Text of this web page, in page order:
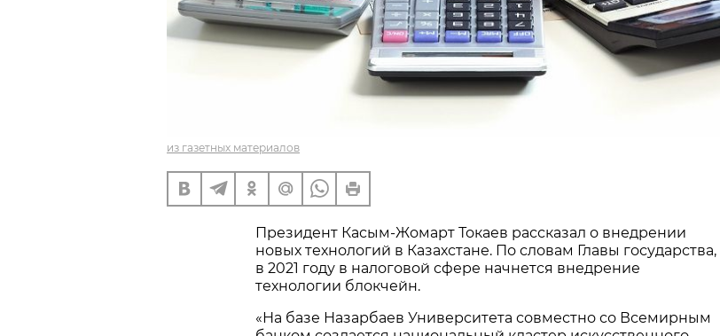
из газетных материалов
Президент Касым-Жомарт Токаев рассказал о внедрении
новых технологий в Казахстане. По словам Главы государства,
в 2021 году в налоговой сфере начнется внедрение
технологии блокчейн.
«На базе Назарбаев Университета совместно со Всемирным